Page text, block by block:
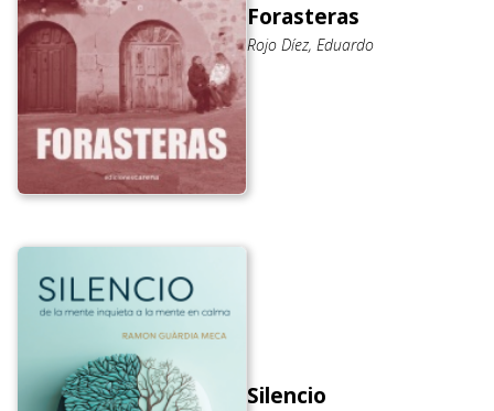
Forasteras
Rojo Díez, Eduardo
Silencio